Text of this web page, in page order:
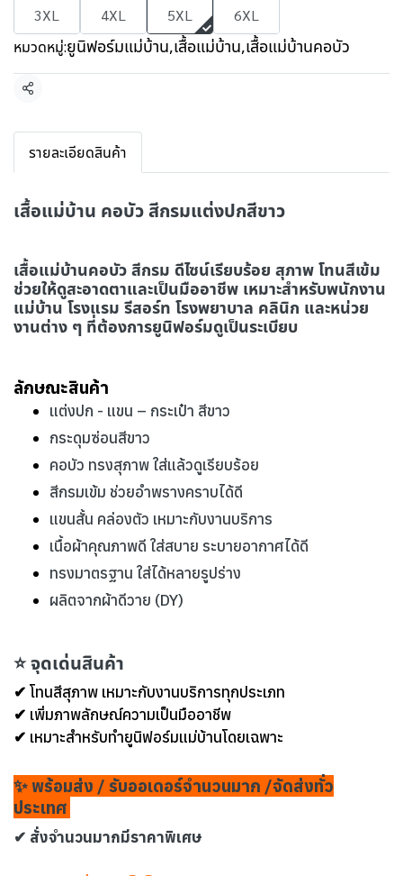
3XL
4XL 5XL 6XL
หมวดหมู่:ยูนิฟอร์มแม่บ้าน,เสื้อแม่บ้าน,เสื้อแม่บ้านคอบัว
แชร์
รายละเอียดสินค้า
เสื้อแม่บ้าน คอบัว สีกรมแต่งปกสีขาว
เสื้อแม่บ้านคอบัว สีกรม ดีไซน์เรียบร้อย สุภาพ โทนสีเข้ม
ช่วยให้ดูสะอาดตาและเป็นมืออาชีพ เหมาะสำหรับพนักงาน
แม่บ้าน โรงแรม รีสอร์ท โรงพยาบาล คลินิก และหน่วย
งานต่าง ๆ ที่ต้องการยูนิฟอร์มดูเป็นระเบียบ
ลักษณะสินค้า
แต่งปก - แขน – กระเป๋า สีขาว
กระดุมซ่อนสีขาว
คอบัว ทรงสุภาพ ใส่แล้วดูเรียบร้อย
สีกรมเข้ม ช่วยอำพรางคราบได้ดี
แขนสั้น คล่องตัว เหมาะกับงานบริการ
เนื้อผ้าคุณภาพดี ใส่สบาย ระบายอากาศได้ดี
ทรงมาตรฐาน ใส่ได้หลายรูปร่าง
ผลิตจากผ้าดีวาย (DY)
⭐ จุดเด่นสินค้า
✔ โทนสีสุภาพ เหมาะกับงานบริการทุกประเภท
✔ เพิ่มภาพลักษณ์ความเป็นมืออาชีพ
✔ เหมาะสำหรับทำยูนิฟอร์มแม่บ้านโดยเฉพาะ
✨ พร้อมส่ง / รับออเดอร์จำนวนมาก /จัดส่งทั่ว
ประเทศ
✔ สั่งจำนวนมากมีราคาพิเศษ